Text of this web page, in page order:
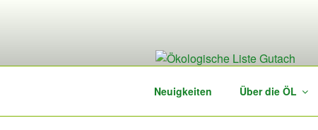
Neuigkeiten Über die ÖL